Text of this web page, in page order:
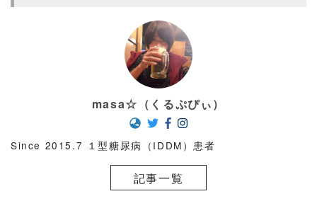
masa☆（くるぷぴぃ）
Since 2015.7 １型糖尿病（IDDM）患者
記事一覧